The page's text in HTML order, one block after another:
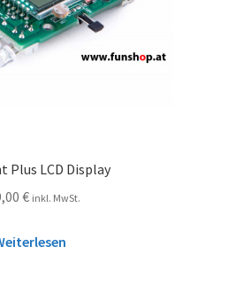
Plus LCD Display
€ inkl. MwSt.